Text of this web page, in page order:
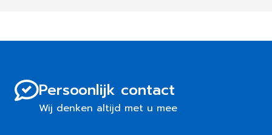
Persoonlijk contact
Wij denken altijd met u mee